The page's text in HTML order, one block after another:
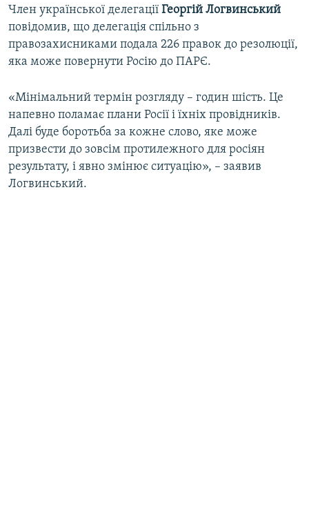
Член української делегації Георгій Логвинський
повідомив, що делегація спільно з
правозахисниками подала 226 правок до резолюції,
яка може повернути Росію до ПАРЄ.
«Мінімальний термін розгляду – годин шість. Це
напевно поламає плани Росії і їхніх провідників.
Далі буде боротьба за кожне слово, яке може
призвести до зовсім протилежного для росіян
результату, і явно змінює ситуацію», – заявив
Логвинський.